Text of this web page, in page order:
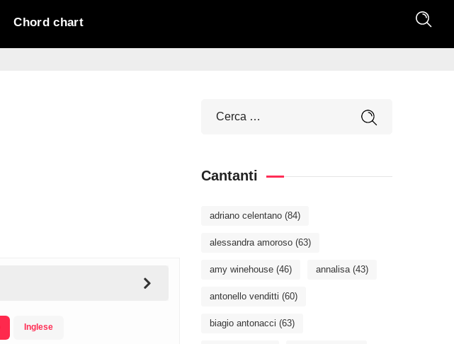
Chord chart
Inglese
Cantanti
adriano celentano (84)
alessandra amoroso (63)
amy winehouse (46) annalisa(43)
antonello venditti (60)
biagio antonacci (63)